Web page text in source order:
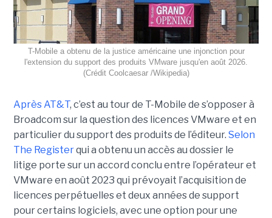
T-Mobile a obtenu de la justice américaine une injonction pour
l'extension du support des produits VMware jusqu'en août 2026.
(Crédit Coolcaesar /Wikipedia)
Après AT&T, c’est au tour de T-Mobile de s’opposer à
Broadcom sur la question des licences VMware et en
particulier du support des produits de l’éditeur. Selon
The Registerqui a obtenu un accès au dossier le
litige porte sur un accord conclu entre l’opérateur et
VMware en août 2023 qui prévoyait l’acquisition de
licences perpétuelles et deux années de support
pour certains logiciels, avec une option pour une